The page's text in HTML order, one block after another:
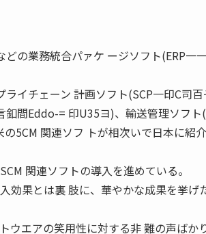
の業務統合パァケ ージソフト(ERP一
イチェーン 計画ソフト(SCP一印C司
釦間Eddo-= 印U35ヨ)、輸送管理ソフト
5CM 関連ソフ トが相次いで日本に紹
関連ソフトの導入を進めている。
効果とは裏 肢に、華やかな成果を挙げ
エアの笑用性に対する非 難の声ばかり